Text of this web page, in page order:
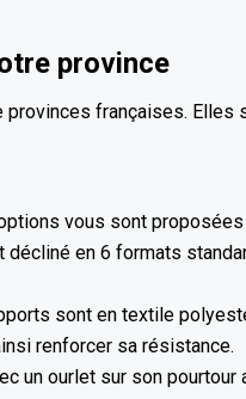
province
françaises. Elles
vous sont
en 6 formats
sont en textile
renforcer sa résistance.
un ourlet sur son pourtour